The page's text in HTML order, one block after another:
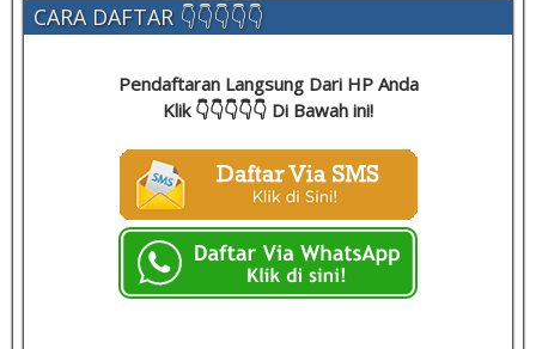
CARA DAFTAR 👇👇👇👇👇
Pendaftaran Langsung Dari HP Anda
Klik 👇👇👇👇👇 Di Bawah ini!